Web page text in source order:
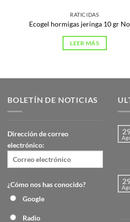
RATICIDAS
Ecogel hormigas jeringa 10 gr
LEER MÁS
BOLETÍN DE NOTICIAS
Dirección de correo
electrónico:
¿Cómo nos has conocido?
Google
Radio